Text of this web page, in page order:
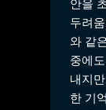
안을
두려
와 같
중에
내지
한 기